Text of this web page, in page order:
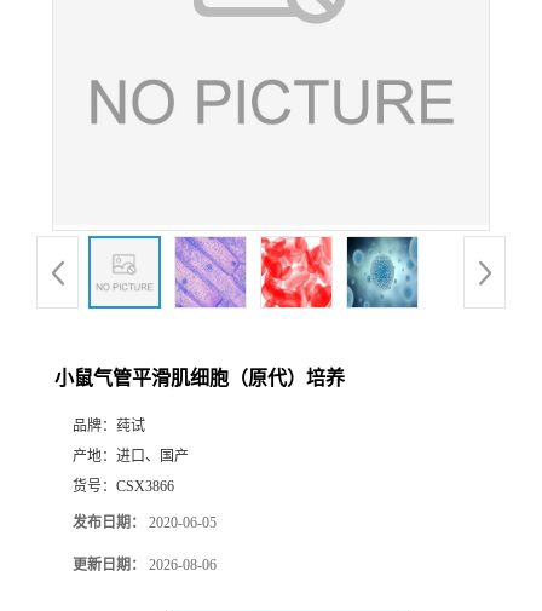
小鼠气管平滑肌细胞（原代）培养
品牌： 莼试
产地： 进口、国产
货号： CSX3866
发布日期： 2020-06-05
更新日期： 2026-08-06